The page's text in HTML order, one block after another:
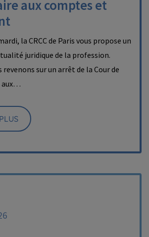
aux comptes et
la CRCC de Paris vous propose un
juridique de la profession.
revenons sur un arrêt de la Cour de
aux…